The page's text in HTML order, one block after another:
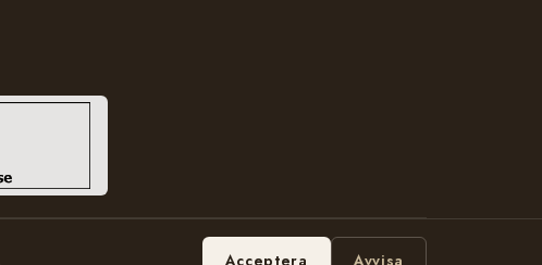
Hosting: Bobbe Consulting
Acceptera Avvisa